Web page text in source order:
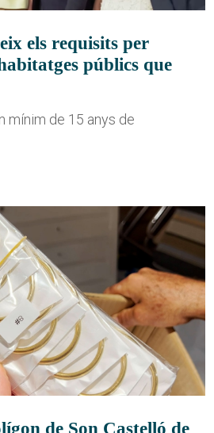
els requisits per
públics que
mínim de 15 anys de
de Son Castelló de